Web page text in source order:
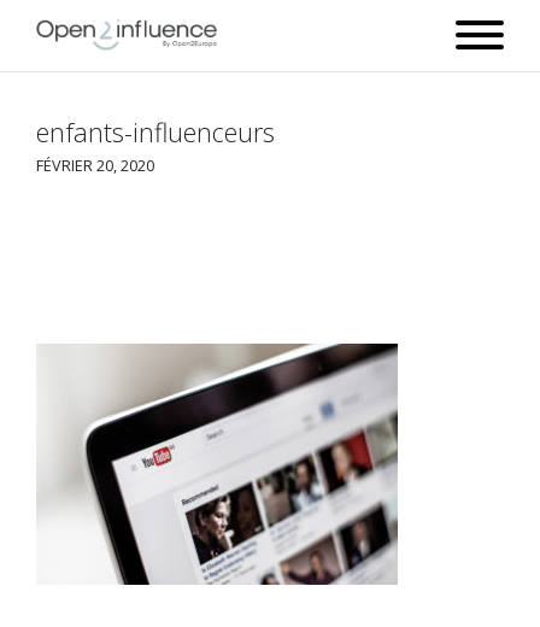
enfants-influenceurs
FÉVRIER 20, 2020